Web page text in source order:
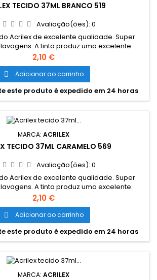
TECIDO 37ML BRANCO 519
Avaliação(ões): 0
Acrilex de excelente qualidade. Super
A tinta produz uma excelente
é a frio. Grande variedade de cores e
si. Cores miscíveis entre sí. Pode ser
esponja ou carimbo, em tecidos de
(não sintéticos). Lavar o tecido antes da
pintura, para...
Preço
2,10 €
 Adicionar ao carrinho
este produto é expedido em 24 horas
MARCA: ACRILEX
TECIDO 37ML CARAMELO 569
Avaliação(ões): 0
Acrilex de excelente qualidade. Super
A tinta produz uma excelente
é a frio. Grande variedade de cores
si. Cores miscíveis entre sí. Pode ser
esponja ou carimbo, em tecidos de
(não sintéticos). Lavar o tecido antes da
pintura, para...
Preço
2,10 €
 Adicionar ao carrinho
este produto é expedido em 24 horas
MARCA: ACRILEX